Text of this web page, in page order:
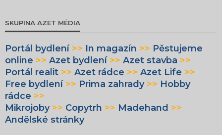
SKUPINA AZET MÉDIA
Portál bydlení >> In magazín >> Pěstujeme
online >> Azet bydlení >> Azet stavba >>
Portál realit >> Azet rádce >> Azet Life >>
Free bydlení >> Prima zahrady >> Hobby
rádce >>
Mikrojoby >> Copytrh >> Madehand >>
Andělské stránky